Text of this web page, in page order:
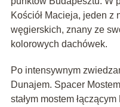
Kościół Macieja, jeden z
węgierskich, znany ze
kolorowych dachówek.
Po intensywnym
Dunajem. Spacer
stałym mostem